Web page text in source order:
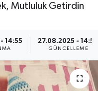
Mutluluk Getirdin
14:55 27.08.2025 -
GÜNCELLEME